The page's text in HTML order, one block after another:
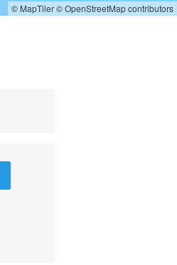
© MapTiler© OpenStreetMap contributors